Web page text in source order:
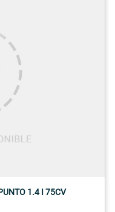
1.4 I 75CV